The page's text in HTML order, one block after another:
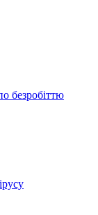
безробіттю